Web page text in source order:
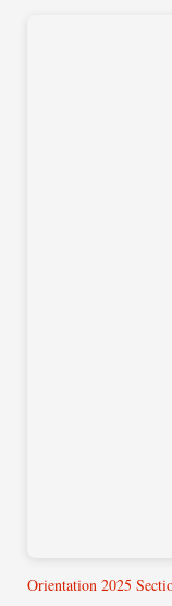
Orientation 2025